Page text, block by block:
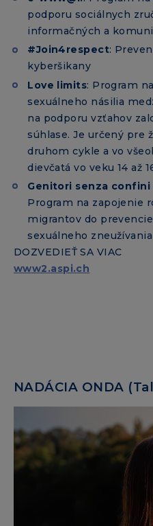
podporu sociálnych
informačných a
#Join4respect:
kyberšikany
Love limits: Program
sexuálneho násilia
na podporu vzťahov
súhlase. Je určený pre
druhom cykle a vo
dievčatá vo veku 14 až
Genitori senza confini
Program na zapojenie
migrantov do
sexuálneho
DOZVEDIEŤ SA VIAC
www2.aspi.ch
NADÁCIA ONDA